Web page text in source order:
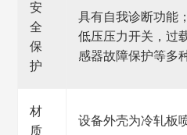
安
全
保
护
具有自我诊断功能
低压压力开关，过
感器故障保护等多
材
质
设备外壳为冷轧板